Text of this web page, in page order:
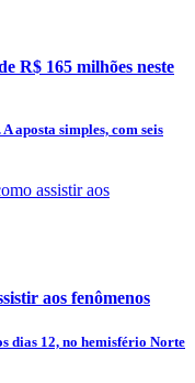
R$ 165 milhões neste
aposta simples, com seis
aos fenômenos
dias 12, no hemisfério Norte